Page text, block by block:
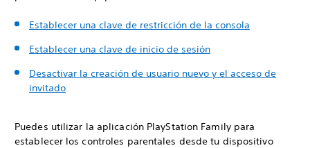
Establecer una clave de restricción de la consola
Establecer una clave de inicio de sesión
Desactivar la creación de usuario nuevo y el acceso de
invitado
Puedes utilizar la aplicación PlayStation Family para
establecer los controles parentales desde tu dispositivo